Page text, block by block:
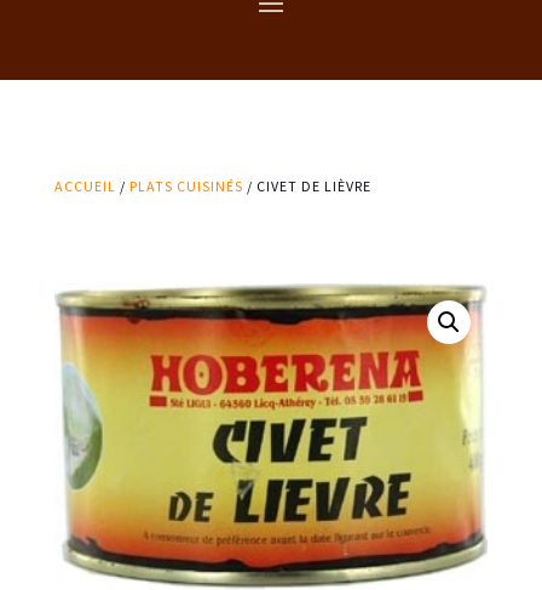
ACCUEIL / PLATS CUISINÉS / CIVET DE LIÈVRE